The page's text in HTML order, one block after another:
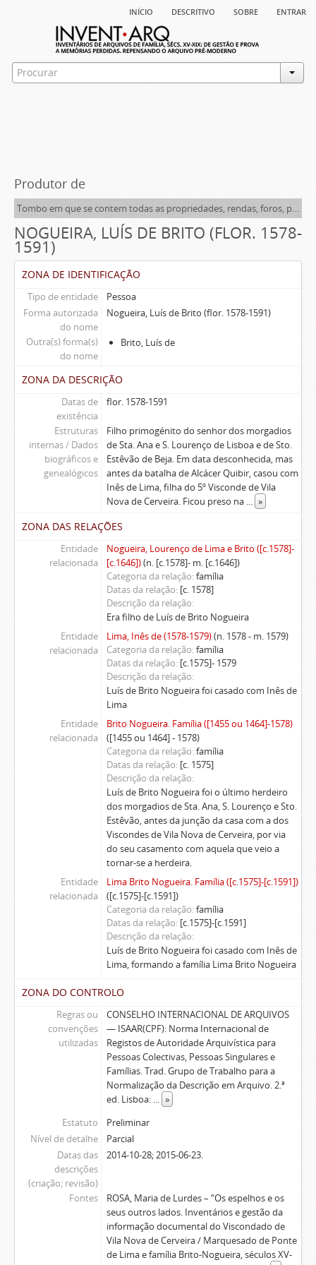
início descritivo sobre entrar
Produtor de
Tombo em que se contem todas as propriedades, rendas, foros, privilégios, bulas e alvarás dos morgados de Santa Ana e de São Lourenço de Lisboa, Gaião e Santo Estêvão de Beja
NOGUEIRA, LUÍS DE BRITO (FLOR. 1578-
1591)
ZONA DE IDENTIFICAÇÃO
Tipo de entidade
Pessoa
Forma autorizada
do nome
Nogueira, Luís de Brito (flor. 1578-1591)
Outra(s) forma(s)
do nome
Brito, Luís de
ZONA DA DESCRIÇÃO
Datas de
existência
flor. 1578-1591
Estruturas
internas / Dados
biográficos e
genealógicos
Filho primogénito do senhor dos morgadios
de Sta. Ana e S. Lourenço de Lisboa e de Sto.
Estêvão de Beja. Em data desconhecida, mas
antes da batalha de Alcácer Quibir, casou com
Inês de Lima, filha do 5º Visconde de Vila
Nova de Cerveira. Ficou preso na ... »
ZONA DAS RELAÇÕES
Entidade
relacionada
Nogueira, Lourenço de Lima e Brito ([c.1578]-
[c.1646])(n. [c.1578]- m. [c.1646])
Categoria da relação família
Datas da relação [c. 1578]
Descrição da relação
Era filho de Luís de Brito Nogueira
Entidade
relacionada
Lima, Inês de (1578-1579)(n. 1578 - m. 1579)
Categoria da relação família
Datas da relação [c.1575]- 1579
Descrição da relação
Luís de Brito Nogueira foi casado com Inês de
Lima
Entidade
relacionada
Brito Nogueira. Família ([1455 ou 1464]-1578)
([1455 ou 1464] - 1578)
Categoria da relação família
Datas da relação [c. 1575]
Descrição da relação
Luís de Brito Nogueira foi o último herdeiro
dos morgadios de Sta. Ana, S. Lourenço e Sto.
Estêvão, antes da junção da casa com a dos
Viscondes de Vila Nova de Cerveira, por via
do seu casamento com aquela que veio a
tornar-se a herdeira.
Entidade
relacionada
Lima Brito Nogueira. Família ([c.1575]-[c.1591])
([c.1575]-[c.1591])
Categoria da relação família
Datas da relação [c.1575]-[c.1591]
Descrição da relação
Luís de Brito Nogueira foi casado com Inês de
Lima, formando a família Lima Brito Nogueira
ZONA DO CONTROLO
Regras ou
convenções
utilizadas
CONSELHO INTERNACIONAL DE ARQUIVOS
— ISAAR(CPF): Norma Internacional de
Registos de Autoridade Arquivística para
Pessoas Colectivas, Pessoas Singulares e
Famílias. Trad. Grupo de Trabalho para a
Normalização da Descrição em Arquivo. 2.ª
ed. Lisboa: ... »
Estatuto
Preliminar
Nível de detalhe
Parcial
Datas das
descrições
(criação; revisão)
2014-10-28; 2015-06-23.
Fontes
ROSA, Maria de Lurdes – “Os espelhos e os
seus outros lados. Inventários e gestão da
informação documental do Viscondado de
Vila Nova de Cerveira / Marquesado de Ponte
de Lima e família Brito-Nogueira, séculos XV-